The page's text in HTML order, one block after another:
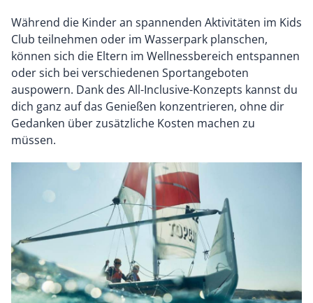
Während die Kinder an spannenden Aktivitäten im Kids
Club teilnehmen oder im Wasserpark planschen,
können sich die Eltern im Wellnessbereich entspannen
oder sich bei verschiedenen Sportangeboten
auspowern. Dank des All-Inclusive-Konzepts kannst du
dich ganz auf das Genießen konzentrieren, ohne dir
Gedanken über zusätzliche Kosten machen zu
müssen.